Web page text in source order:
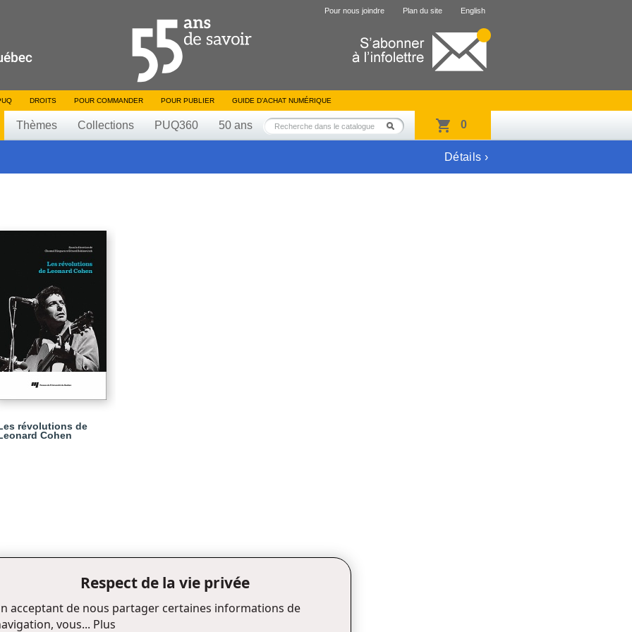
Pour nous joindre Plan du site English
DROITS POUR COMMANDER POUR PUBLIER GUIDE D’ACHAT NUMÉRIQUE
Thèmes Collections PUQ360 50 ans 0
Détails ›
révolutions de
Cohen
Respect de la vie privée
acceptant de nous partager certaines informations de
vous... Plus